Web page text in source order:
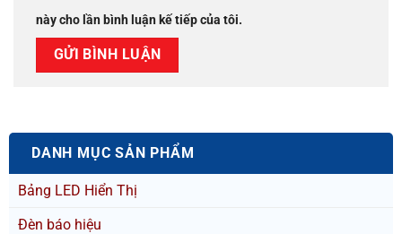
này cho lần bình luận kế tiếp của tôi.
DANH MỤC SẢN PHẨM
Bảng LED Hiển Thị
Đèn báo hiệu